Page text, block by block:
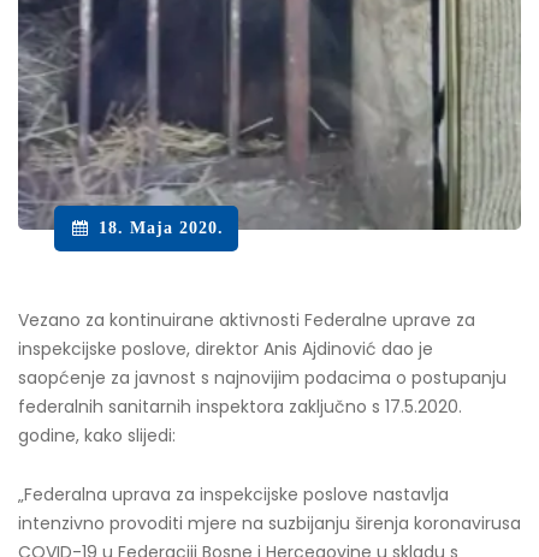
18. Maja 2020.
Vezano za kontinuirane aktivnosti Federalne uprave za
inspekcijske poslove, direktor Anis Ajdinović dao je
saopćenje za javnost s najnovijim podacima o postupanju
federalnih sanitarnih inspektora zaključno s 17.5.2020.
godine, kako slijedi:
„Federalna uprava za inspekcijske poslove nastavlja
intenzivno provoditi mjere na suzbijanju širenja koronavirusa
COVID-19 u Federaciji Bosne i Hercegovine u skladu s